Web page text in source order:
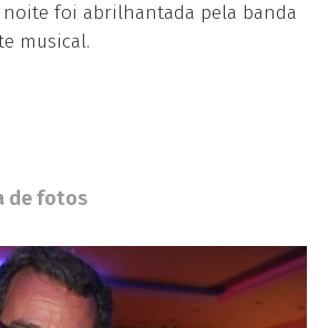
noite foi abrilhantada pela banda
musical.
de fotos